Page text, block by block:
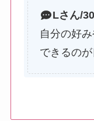
Lさん/
自分の好
できるのが